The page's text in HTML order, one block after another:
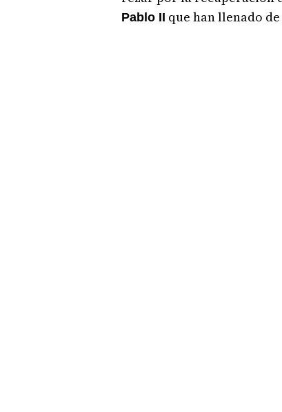
Pablo II que han llenado